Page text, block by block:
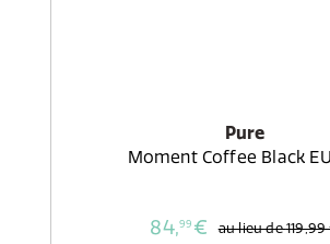
Pure
Moment Coffee Black
84,99 € au lieu de